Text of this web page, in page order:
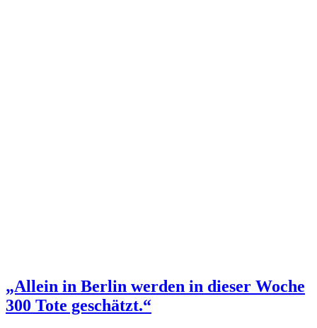
„Allein in Berlin werden in dieser Woche
300 Tote geschätzt.“